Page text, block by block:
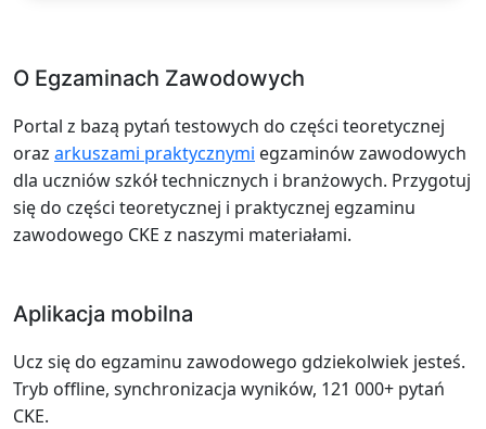
O Egzaminach Zawodowych
Portal z bazą pytań testowych do części teoretycznej
oraz arkuszami praktycznymi egzaminów zawodowych
dla uczniów szkół technicznych i branżowych. Przygotuj
się do części teoretycznej i praktycznej egzaminu
zawodowego CKE z naszymi materiałami.
Aplikacja mobilna
Ucz się do egzaminu zawodowego gdziekolwiek jesteś.
Tryb offline, synchronizacja wyników, 121 000+ pytań
CKE.